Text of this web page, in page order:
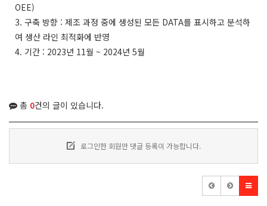
OEE)
3. 구축 방향 : 제조 과정 중에 생성된 모든 DATA를 표시하고 분석하
여 생산 라인 최적화에 반영
4. 기간 : 2023년 11월 ~ 2024년 5월
총 0건의 글이 있습니다.
로그인한 회원만 댓글 등록이 가능합니다.